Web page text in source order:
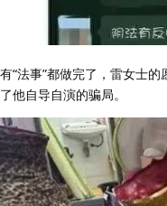
“法事”都做完了，雷女士
他自导自演的骗局。